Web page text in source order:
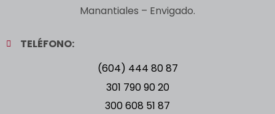
Manantiales – Envigado.
TELÉFONO:
(604) 444 80 87
301 790 90 20
300 608 51 87